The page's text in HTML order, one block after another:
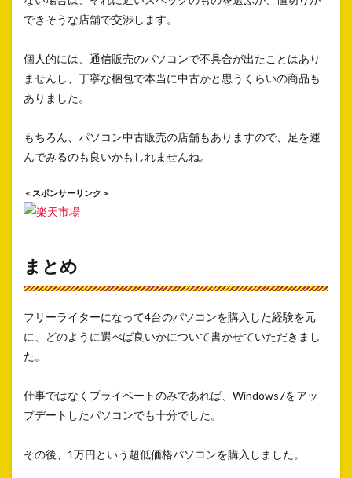
できそうな店舗で交渉します。
個人的には、通信販売のパソコンで不具合が出たことはあり
ませんし、丁寧な梱包で本当に中古かと思うくらいの商品も
ありました。
もちろん、パソコン中古販売の店舗もありますので、足を運
んでみるのも良いかもしれませんね。
＜スポンサーリンク＞
まとめ
フリーライターになって4台のパソコンを購入した経験を元
に、どのように選べば良いかについて書かせていただきまし
た。
仕事ではなくプライベートのみであれば、Windows7をアッ
プデートしたパソコンでも十分でした。
その後、1万円という超低価格パソコンを購入しました。